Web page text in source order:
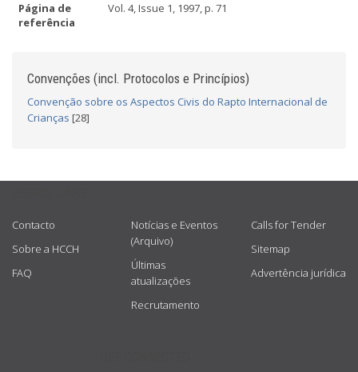
Página de
referência
Vol. 4, Issue 1, 1997, p. 71
Convenções (incl. Protocolos e Princípios)
Convenção sobre os Aspectos Civis do Rapto Internacional de
Crianças [28]
Contacto
Sobre a HCCH
FAQ
Notícias e Eventos
(Arquivo)
Últimas
atualizações
Recrutamento
Calls for Tender
Sitemap
Advertência jurídica